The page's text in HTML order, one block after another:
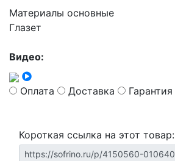
Материалы основные
Глазет
Видео:
Оплата Доставка Гарантия
Короткая ссылка на этот товар: